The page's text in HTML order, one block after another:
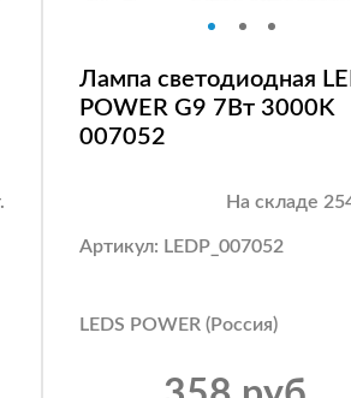
Лампа светодиодная
POWER G9 7Вт 3000K
007052
На складе
Артикул: LEDP_007052
LEDS POWER (Россия)